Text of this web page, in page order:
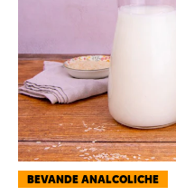
BEVANDE ANALCOLICHE